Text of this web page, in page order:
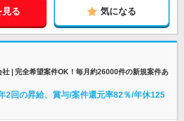
見る 気になる
社 | 完全希望案件OK！毎月約26000件の新規案件あ
2回の昇給、賞与/案件還元率82％/年休125